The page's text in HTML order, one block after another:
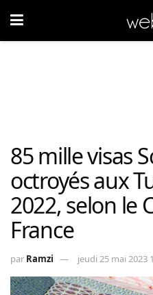
85 mille visas
octroyés aux
2022, selon le
France
par Ramzi jeudi 25 mai 2023